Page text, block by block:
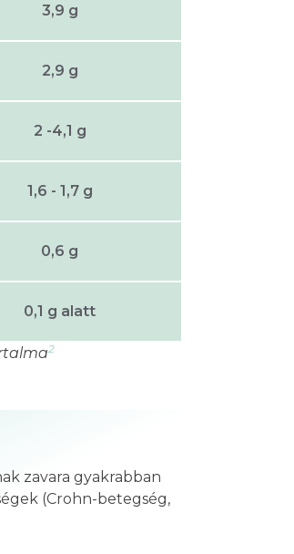
3,9 g
2,9 g
2 -4,1 g
1,6 - 1,7 g
0,6 g
0,1 g alatt
2
zavara gyakrabban
(Crohn-betegség,